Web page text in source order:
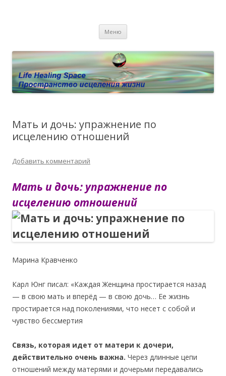
Личный сайт Елены Барымовой
исцелении воспоминанием и ренкарнационике. Услуги.
Меню
Мать и дочь: упражнение по
исцелению отношений
Добавить комментарий
Мать и дочь: упражнение по
исцелению отношений
Марина Кравченко
Карл Юнг писал: «Каждая Женщина простирается назад
— в свою мать и вперёд — в свою дочь… Ее жизнь
простирается над поколениями, что несет с собой и
чувство бессмертия
Связь, которая идет от матери к дочери,
действительно очень важна. Через длинные цепи
отношений между матерями и дочерьми передавались